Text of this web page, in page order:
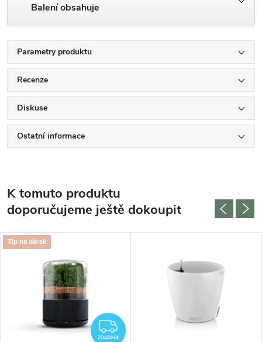
Balení obsahuje
Parametry produktu
Recenze
Diskuse
Ostatní informace
K tomuto produktu
doporučujeme ještě dokoupit
Tip na dárek
ZDARMA
ZDARMA